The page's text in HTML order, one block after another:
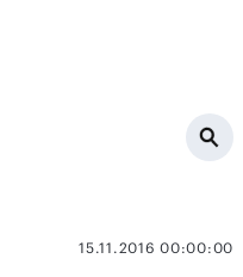
15.11.2016 00:00:00